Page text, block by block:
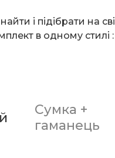
і підібрати на
в одному стилі :
Сумка +
гаманець